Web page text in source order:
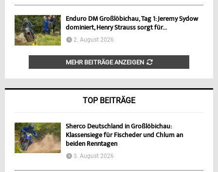
Enduro DM Großlöbichau, Tag 1: Jeremy Sydow
dominiert, Henry Strauss sorgt für...
2. August 2026
MEHR BEITRÄGE ANZEIGEN
TOP BEITRÄGE
Sherco Deutschland in Großlöbichau:
Klassensiege für Fischeder und Chlum an
beiden Renntagen
3. August 2026